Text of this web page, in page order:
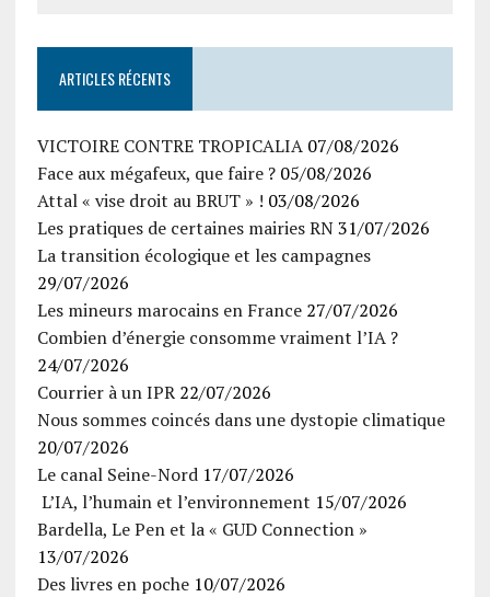
ARTICLES RÉCENTS
VICTOIRE CONTRE TROPICALIA 07/08/2026
Face aux mégafeux, que faire ? 05/08/2026
Attal « vise droit au BRUT » ! 03/08/2026
Les pratiques de certaines mairies RN 31/07/2026
La transition écologique et les campagnes
29/07/2026
Les mineurs marocains en France 27/07/2026
Combien d’énergie consomme vraiment l’IA ?
24/07/2026
Courrier à un IPR 22/07/2026
Nous sommes coincés dans une dystopie climatique
20/07/2026
Le canal Seine-Nord 17/07/2026
L’IA, l’humain et l’environnement 15/07/2026
Bardella, Le Pen et la « GUD Connection »
13/07/2026
Des livres en poche 10/07/2026